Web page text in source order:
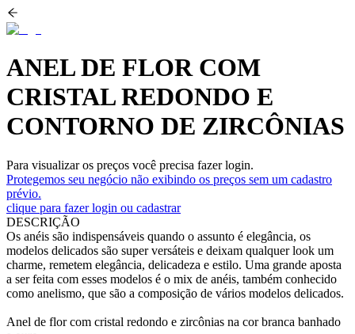
ANEL DE FLOR COM
CRISTAL REDONDO E
CONTORNO DE ZIRCÔNIAS
Para visualizar os preços você precisa fazer login.
Protegemos seu negócio não exibindo os preços sem um cadastro
prévio.
clique para fazer login ou cadastrar
DESCRIÇÃO
Os anéis são indispensáveis quando o assunto é elegância, os
modelos delicados são super versáteis e deixam qualquer look um
charme, remetem elegância, delicadeza e estilo. Uma grande aposta
a ser feita com esses modelos é o mix de anéis, também conhecido
como anelismo, que são a composição de vários modelos delicados.
Anel de flor com cristal redondo e zircônias na cor branca banhado